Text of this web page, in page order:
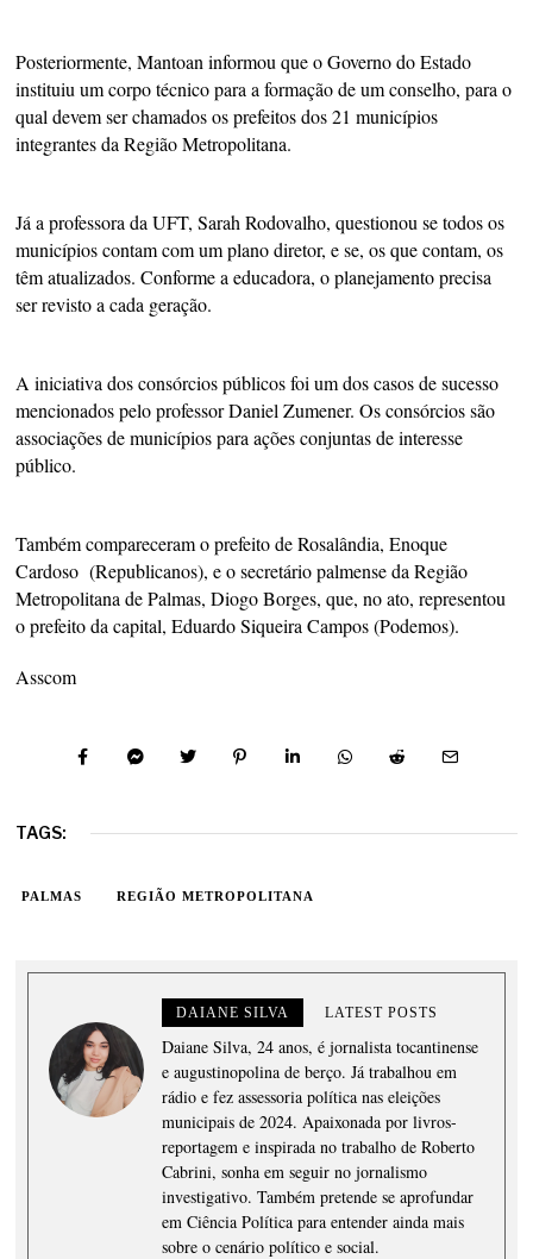
Posteriormente, Mantoan informou que o Governo do Estado
instituiu um corpo técnico para a formação de um conselho, para o
qual devem ser chamados os prefeitos dos 21 municípios
integrantes da Região Metropolitana.
Já a professora da UFT, Sarah Rodovalho, questionou se todos os
municípios contam com um plano diretor, e se, os que contam, os
têm atualizados. Conforme a educadora, o planejamento precisa
ser revisto a cada geração.
A iniciativa dos consórcios públicos foi um dos casos de sucesso
mencionados pelo professor Daniel Zumener. Os consórcios são
associações de municípios para ações conjuntas de interesse
público.
Também compareceram o prefeito de Rosalândia, Enoque
Cardoso (Republicanos), e o secretário palmense da Região
Metropolitana de Palmas, Diogo Borges, que, no ato, representou
o prefeito da capital, Eduardo Siqueira Campos (Podemos).
Asscom
TAGS:
PALMAS REGIÃO METROPOLITANA
DAIANE SILVA LATEST POSTS
Daiane Silva, 24 anos, é jornalista tocantinense
e augustinopolina de berço. Já trabalhou em
rádio e fez assessoria política nas eleições
municipais de 2024. Apaixonada por livros-
reportagem e inspirada no trabalho de Roberto
Cabrini, sonha em seguir no jornalismo
investigativo. Também pretende se aprofundar
em Ciência Política para entender ainda mais
sobre o cenário político e social.